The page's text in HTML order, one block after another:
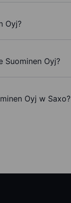
Oyj?
Suominen Oyj?
Oyj w Saxo?